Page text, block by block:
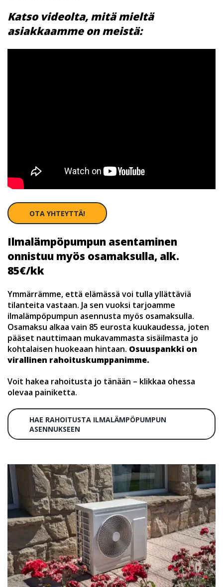
Katso videolta, mitä mieltä
asiakkaamme on meistä:
OTA YHTEYTTÄ!
Ilmalämpöpumpun asentaminen
onnistuu myös osamaksulla, alk.
85€/kk
Ymmärrämme, että elämässä voi tulla yllättäviä
tilanteita vastaan. Ja sen vuoksi tarjoamme
ilmalämpöpumpun asennusta myös osamaksulla.
Osamaksu alkaa vain 85 eurosta kuukaudessa, joten
pääset nauttimaan mukavammasta sisäilmasta jo
kohtalaisen huokeaan hintaan. Osuuspankki on
virallinen rahoituskumppanimme.
Voit hakea rahoitusta jo tänään – klikkaa ohessa
olevaa painiketta.
HAE RAHOITUSTA ILMALÄMPÖPUMPUN
ASENNUKSEEN